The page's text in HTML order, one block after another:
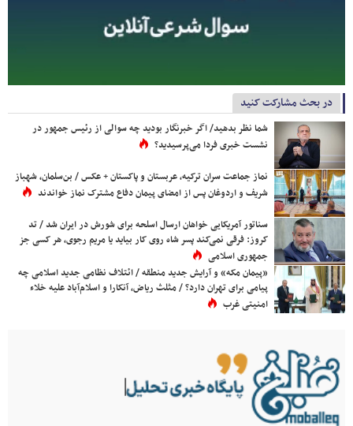
در بحث مشارکت کنید
شما نظر بدهید/ اگر خبرنگار بودید چه سوالی از رئیس جمهور در
نشست خبری فردا می‌پرسیدید؟
نماز جماعت سران ترکیه، عربستان و پاکستان + عکس / بن‌سلمان، شهباز
شریف و اردوغان پس از امضای پیمان دفاع مشترک نماز خواندند
سناتور آمریکایی خواهان ارسال اسلحه برای شورش در ایران شد / تد
کروز: فرقی نمی‌کند پسر شاه روی کار بیاید یا مریم رجوی، هر کسی جز
جمهوری اسلامی
«پیمان مکه» و آرایش جدید منطقه / ائتلاف نظامی جدید اسلامی چه
پیامی برای تهران دارد؟ / مثلث ریاض، آنکارا و اسلام‌آباد علیه خلاء
امنیتی غرب